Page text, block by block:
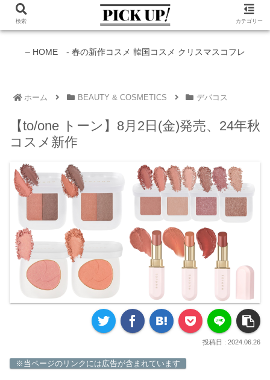
新作コスメ情報発信中！
– HOME - 春の新作コスメ 韓国コスメ クリスマスコフレ
ホーム BEAUTY & COSMETICS デパコス
【to/one トーン】8月2日(金)発売、24年秋
コスメ新作
2024.06.26
※当ページのリンクには広告が含まれています
検索 カテゴリー